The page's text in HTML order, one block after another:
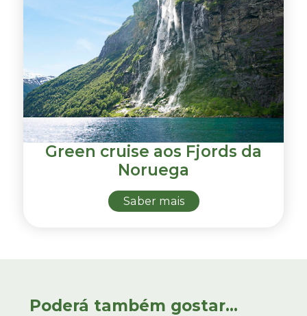
Green cruise aos Fjords da
Noruega
Saber mais
Poderá também gostar...